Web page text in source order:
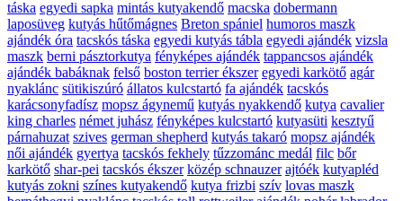
táska egyedi sapka mintás kutyakendő macska dobermann
laposüveg kutyás hűtőmágnes Breton spániel humoros maszk
ajándék óra tacskós táska egyedi kutyás tábla egyedi ajándék vizsla
maszk berni pásztorkutya fényképes ajándék tappancsos ajándék
ajándék babáknak felső boston terrier ékszer egyedi karkötő agár
nyaklánc sütikiszúró állatos kulcstartó fa ajándék tacskós
karácsonyfadísz mopsz ágynemű kutyás nyakkendő kutya cavalier
king charles német juhász fényképes kulcstartó kutyasüti kesztyű
párnahuzat szives german shepherd kutyás takaró mopsz ajándék
női ajándék gyertya tacskós fekhely tűzzománc medál filc bőr
karkötő shar-pei tacskós ékszer közép schnauzer ajtóék kutyapléd
kutyás zokni színes kutyakendő kutya frizbi szív lovas maszk